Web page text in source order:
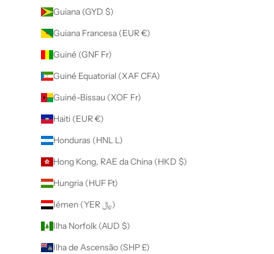
Guiana (GYD $)
Guiana Francesa (EUR €)
Guiné (GNF Fr)
Guiné Equatorial (XAF CFA)
Guiné-Bissau (XOF Fr)
Haiti (EUR €)
Honduras (HNL L)
Hong Kong, RAE da China (HKD $)
Hungria (HUF Ft)
Iémen (YER ﷼)
Ilha Norfolk (AUD $)
Ilha de Ascensão (SHP £)